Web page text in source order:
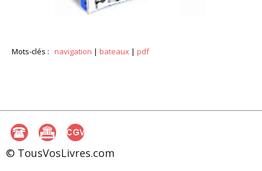
Mots-clés : navigation | bateaux | pdf
© TousVosLivres.com